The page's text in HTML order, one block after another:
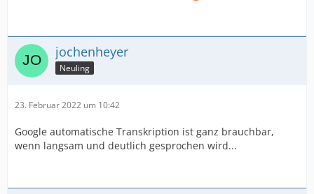
jochenheyer
Neuling
23. Februar 2022 um 10:42
Google automatische Transkription ist ganz brauchbar,
wenn langsam und deutlich gesprochen wird...